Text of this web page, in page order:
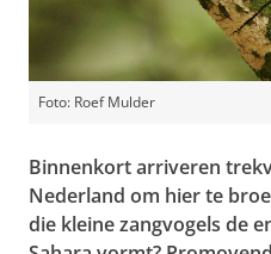
Foto: Roef Mulder
Binnenkort arriveren
Nederland om hier te
die kleine zangvogels de